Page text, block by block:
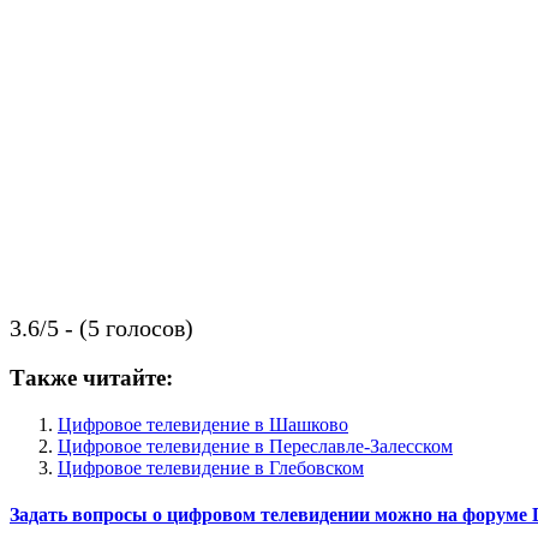
3.6/5 - (5 голосов)
Также читайте:
Цифровое телевидение в Шашково
Цифровое телевидение в Переславле-Залесском
Цифровое телевидение в Глебовском
Задать вопросы о цифровом телевидении можно на форуме